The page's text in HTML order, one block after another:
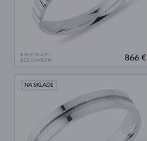
BIELE ZLATO
BEZ KAMEŇA
866 €
NA SKLADE